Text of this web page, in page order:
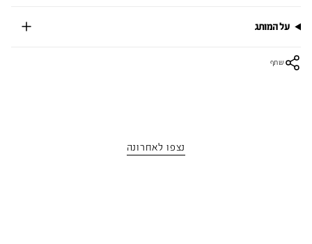
על המותג
שתף
נצפו לאחרונה